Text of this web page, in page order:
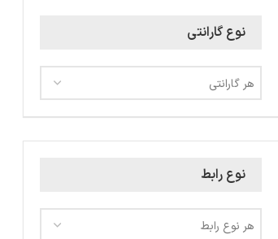
نوع گارانتی
هر گارانتی
نوع رابط
هر نوع رابط